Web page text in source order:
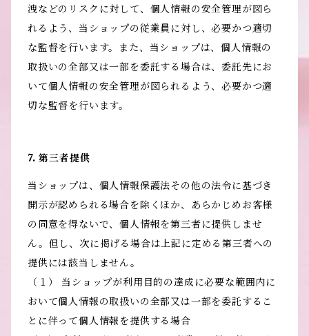
洩などのリスクに対して、個人情報の安全管理が図ら
れるよう、当ショップの従業員に対し、必要かつ適切
な監督を行います。また、当ショップは、個人情報の
取扱いの全部又は一部を委託する場合は、委託先にお
いて個人情報の安全管理が図られるよう、必要かつ適
切な監督を行います。
7. 第三者提供
当ショップは、個人情報保護法その他の法令に基づき
開示が認められる場合を除くほか、あらかじめお客様
の同意を得ないで、個人情報を第三者に提供しませ
ん。但し、次に掲げる場合は上記に定める第三者への
提供には該当しません。
（１） 当ショップが利用目的の達成に必要な範囲内に
おいて個人情報の取扱いの全部又は一部を委託するこ
とに伴って個人情報を提供する場合